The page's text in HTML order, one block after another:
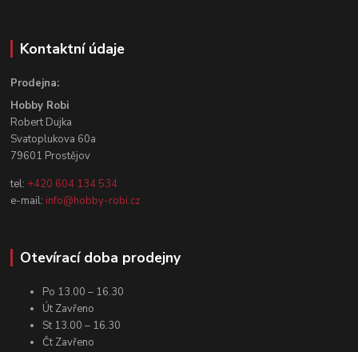
Kontaktní údaje
Prodejna:
Hobby Robi
Robert Dujka
Svatoplukova 60a
79601 Prostějov
tel: +420 604 134 534
e-mail: info@hobby-robi.cz
Otevírací doba prodejny
Po 13.00 – 16.30
Út Zavřeno
St 13.00 – 16.30
Čt Zavřeno